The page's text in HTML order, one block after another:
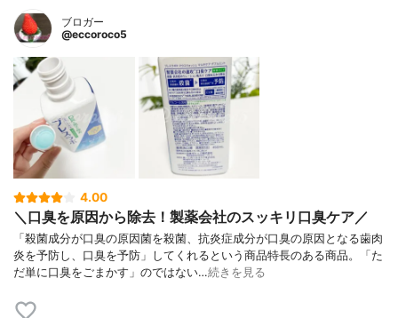
ブロガー
@eccoroco5
4.00
＼口臭を原因から除去！製薬会社のスッキリ口臭ケア／
「殺菌成分が口臭の原因菌を殺菌、抗炎症成分が口臭の原因となる歯肉
炎を予防し、口臭を予防」してくれるという商品特長のある商品。「た
だ単に口臭をごまかす」のではない…続きを見る